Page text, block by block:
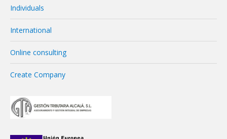
Individuals
International
Online consulting
Create Company